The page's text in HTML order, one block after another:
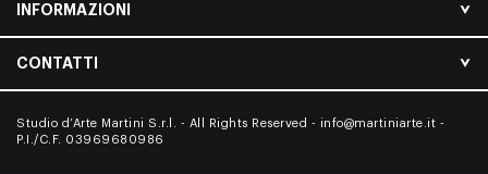
INFORMAZIONI
CONTATTI
Studio d’Arte Martini S.r.l. - All Rights Reserved - info@martiniarte.it -
P.I./C.F. 03969680986